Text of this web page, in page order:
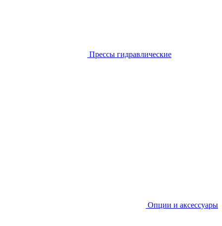
Прессы гидравлические
Опции и аксессуары